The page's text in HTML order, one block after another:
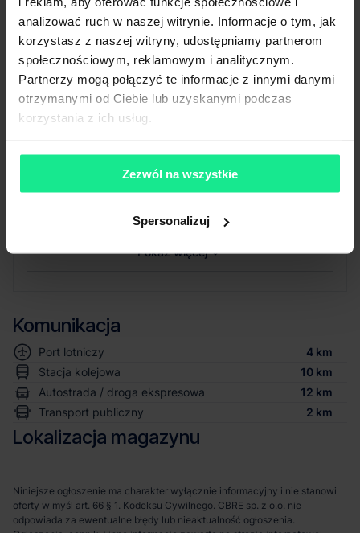
analizować ruch w naszej witrynie. Informacje o tym, jak
korzystasz z naszej witryny, udostępniamy partnerom
społecznościowym, reklamowym i analitycznym.
Partnerzy mogą połączyć te informacje z innymi danymi
otrzymanymi od Ciebie lub uzyskanymi podczas
korzystania z ich usług.
Zezwól na wszystkie
Spersonalizuj
Powierzchnia biurowa
zgodnie z
zapotrzebowaniem
Wysokość składowania
10 m
Siatka słupów
12 x 22,5 m
Nośność posadzki
5 T/m²
Oświetlenie
LED
Doki przeładunkowe
Klapy dymowe
Tak
Tak
Ogrzewanie
Gaz
Tak
Pokaż więcej
Komunikacja
Port lotniczy
4 km
Stacja kolejowa
10 km
Autostrada / droga ekspresowa
12 km
Transport publiczny
2 km
Lokalizacja magazynu
Niniejsze ogłoszenie ma charakter wyłącznie informacyjny i nie stanowi
oferty w myśl art. 66 § 1. Kodeksu Cywilnego. CBRE sp. z o.o. nie
odpowiada za ewentualne błędy lub nieaktualność ogłoszenia.